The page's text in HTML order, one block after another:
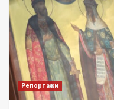
Репортажи